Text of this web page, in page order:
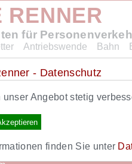
RENNER
für
Antriebswende Bahn
- Datenschutz
unser Angebot stetig
finden Sie unter
Mehrwert des
können Sie sich dort
Zurück zur